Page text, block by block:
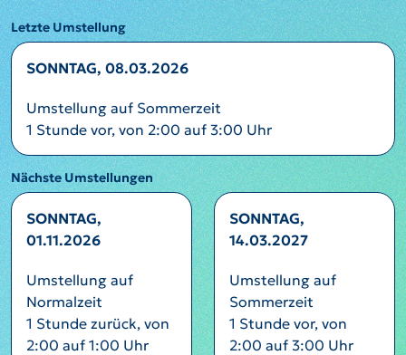
Letzte Umstellung
SONNTAG, 08.03.2026
Umstellung auf Sommerzeit
1 Stunde vor, von 2:00 auf 3:00 Uhr
Nächste Umstellungen
SONNTAG,
01.11.2026
Umstellung auf
Normalzeit
1 Stunde zurück, von
2:00 auf 1:00 Uhr
SONNTAG,
14.03.2027
Umstellung auf
Sommerzeit
1 Stunde vor, von
2:00 auf 3:00 Uhr